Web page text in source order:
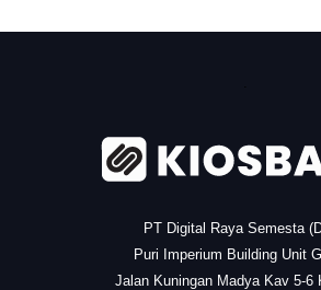
PT Digital Raya Semesta
Puri Imperium Building Unit
Jalan Kuningan Madya Kav 5-6